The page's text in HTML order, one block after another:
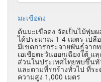
มะเขือดง
ต้นมะเขือดง จัดเป็นไม้พุ่ม
ได้ประมาณ 1-4 เมตร เป
มีเขตการกระจายพันธุ์จาก
เอเชียตะวันออกเฉียงใต้ แ
ส่วนในประเทศไทยพบขึ้น
และตามที่รกร้างทั่วไป ที่ร
ความสูง 1,000 เมตร